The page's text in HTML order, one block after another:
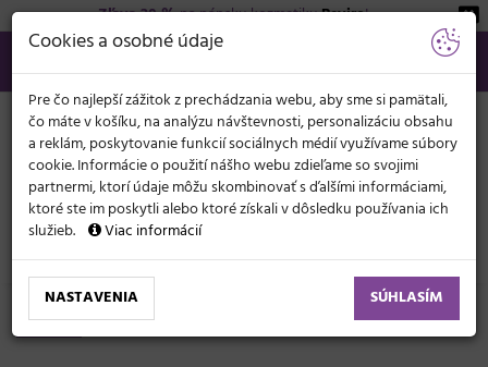
Zľava 20 %na pánsku kozmetikuBeviro!
02/21 201 099
info@svetkadernictva.sk
Po−pia: 8−17
Všetko o nákupe €
KATEGÓRIE
MENU
Značky Green Pharmacy
Green Pharmacy
Cookies a osobné údaje
Pre čo najlepší zážitok z prechádzania webu, aby sme si pamätali,
čo máte v košíku, na analýzu návštevnosti, personalizáciu obsahu
a reklám, poskytovanie funkcií sociálnych médií využívame súbory
cookie. Informácie o použití nášho webu zdieľame so svojimi
partnermi, ktorí údaje môžu skombinovať s ďalšími informáciami,
ktoré ste im poskytli alebo ktoré získali v dôsledku používania ich
služieb.
Viac informácií
NASTAVENIA SÚHLASÍM